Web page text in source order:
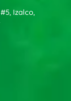
Izalco,